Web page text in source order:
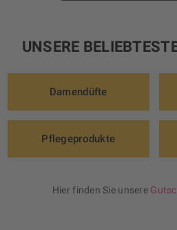
UNSERE
Damendüfte
Pflegeprodukte
Hier finden Sie unsere